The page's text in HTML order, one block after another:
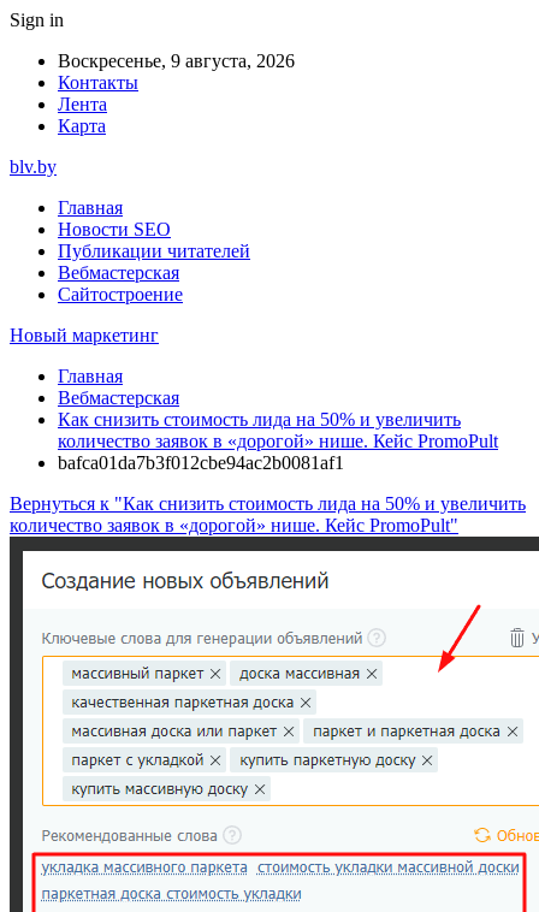
Sign in
Воскресенье, 9 августа, 2026
Контакты
Лента
Карта
blv.by
Главная
Новости SEO
Публикации читателей
Вебмастерская
Сайтостроение
Новый маркетинг
Главная
Вебмастерская
Как снизить стоимость лида на 50% и увеличить
количество заявок в «дорогой» нише. Кейс PromoPult
bafca01da7b3f012cbe94ac2b0081af1
Вернуться к "Как снизить стоимость лида на 50% и увеличить
количество заявок в «дорогой» нише. Кейс PromoPult"